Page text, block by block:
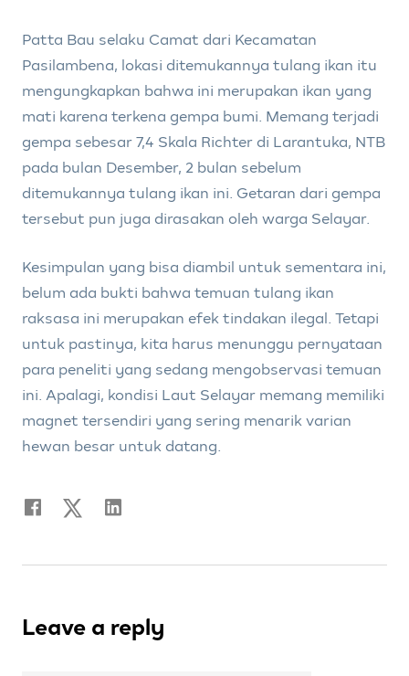
Patta Bau selaku Camat dari Kecamatan
Pasilambena, lokasi ditemukannya tulang ikan itu
mengungkapkan bahwa ini merupakan ikan yang
mati karena terkena gempa bumi. Memang terjadi
gempa sebesar 7,4 Skala Richter di Larantuka, NTB
pada bulan Desember, 2 bulan sebelum
ditemukannya tulang ikan ini. Getaran dari gempa
tersebut pun juga dirasakan oleh warga Selayar.
Kesimpulan yang bisa diambil untuk sementara ini,
belum ada bukti bahwa temuan tulang ikan
raksasa ini merupakan efek tindakan ilegal. Tetapi
untuk pastinya, kita harus menunggu pernyataan
para peneliti yang sedang mengobservasi temuan
ini. Apalagi, kondisi Laut Selayar memang memiliki
magnet tersendiri yang sering menarik varian
hewan besar untuk datang.
Leave a reply